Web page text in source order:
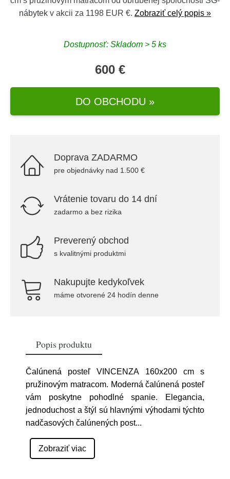
nábytek v akcii za 1198 EUR €. Zobraziť celý popis »
Dostupnosť: Skladom > 5 ks
600 €
DO OBCHODU »
Doprava ZADARMO
pre objednávky nad 1.500 €
Vrátenie tovaru do 14 dní
zadarmo a bez rizika
Preverený obchod
s kvalitnými produktmi
Nakupujte kedykoľvek
máme otvorené 24 hodín denne
Popis produktu
Čalúnená posteľ VINCENZA 160x200 cm s
pružinovým matracom. Moderná čalúnená posteľ
vám poskytne pohodlné spanie. Elegancia,
jednoduchost a štýl sú hlavnými výhodami týchto
nadčasových čalúnených post...
Zobraziť viac